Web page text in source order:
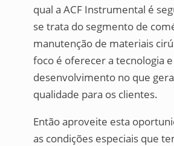
qual a ACF Instrumental é
se trata do segmento de
manutenção de materiais
foco é oferecer a tecnologia e
desenvolvimento no que
qualidade para os clientes.
Então aproveite esta
as condições especiais que